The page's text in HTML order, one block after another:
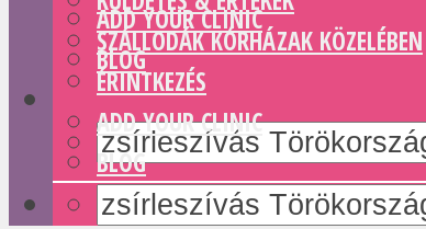
ADD YOUR CLINIC
BLOG
SZÁLLODÁK KÓRHÁZAK KÖZELÉBEN
ÉRINTKEZÉS
ADD YOUR CLINIC
BLOG